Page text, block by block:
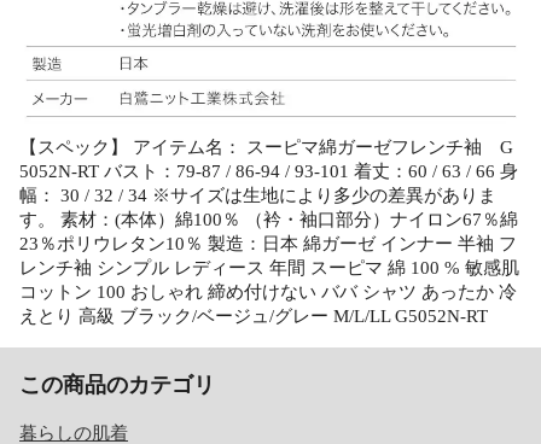
【スペック】 アイテム名： スーピマ綿ガーゼフレンチ袖 G
5052N-RT バスト：79-87 / 86-94 / 93-101 着丈：60 / 63 / 66 身
幅： 30 / 32 / 34 ※サイズは生地により多少の差異がありま
す。 素材：(本体）綿100％ （衿・袖口部分）ナイロン67％綿
23％ポリウレタン10％ 製造：日本 綿ガーゼ インナー 半袖 フ
レンチ袖 シンプル レディース 年間 スーピマ 綿 100 % 敏感肌
コットン 100 おしゃれ 締め付けない ババ シャツ あったか 冷
えとり 高級 ブラック/ベージュ/グレー M/L/LL G5052N-RT
この商品のカテゴリ
暮らしの肌着